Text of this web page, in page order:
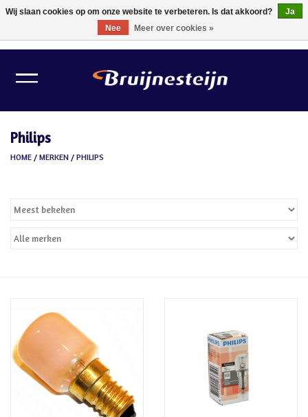
Verlichting
Cadeaubonnen
Philips
HOME / MERKEN / PHILIPS
Wij slaan cookies op om onze website te verbeteren. Is dat akkoord?
Ja
Nee
Meer over cookies »